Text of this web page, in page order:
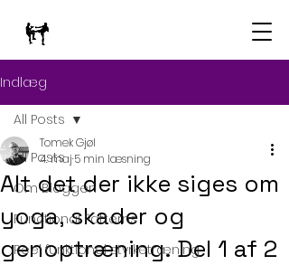
Indlæg
All Posts
Om Bloggen
Functional Patterns
Reel funktionel styrketræning
All Posts
Alt det der ikke siges om
yoga, skader og
genoptræning. Del 1 af 2
Tomek Gjøl
4. maj 5 min læsning